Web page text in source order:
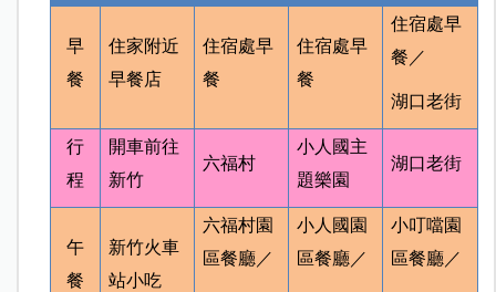
早
餐
住家附近
早餐店
住宿處早
餐
住宿處早
餐
住宿處早
餐／
湖口老街
行
程
開車前往
新竹
六福村
小人國主
題樂園
湖口老街
午
餐
新竹火車
站小吃
六福村園
區餐廳／
小人國園
區餐廳／
小叮噹園
區餐廳／